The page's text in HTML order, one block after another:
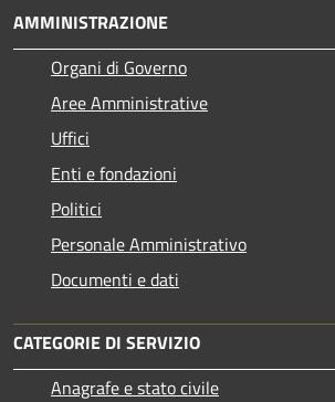
AMMINISTRAZIONE
Organi di Governo
Aree Amministrative
Uffici
Enti e fondazioni
Politici
Personale Amministrativo
Documenti e dati
CATEGORIE DI SERVIZIO
Anagrafe e stato civile